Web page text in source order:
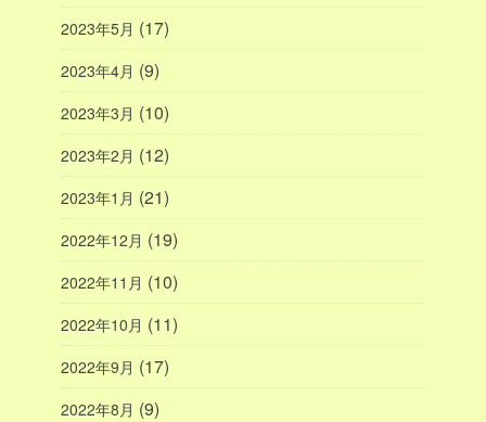
2023年5月 (17)
2023年4月 (9)
2023年3月 (10)
2023年2月 (12)
2023年1月 (21)
2022年12月 (19)
2022年11月 (10)
2022年10月 (11)
2022年9月 (17)
2022年8月 (9)